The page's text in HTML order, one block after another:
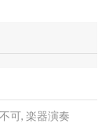
可, 楽器演奏